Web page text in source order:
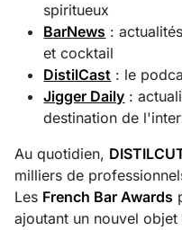
spiritueux
BarNews :
et cocktail
DistilCast : le
Jigger Daily :
destination de
Au quotidien,
milliers de
Les French Bar Awards
ajoutant un nouvel